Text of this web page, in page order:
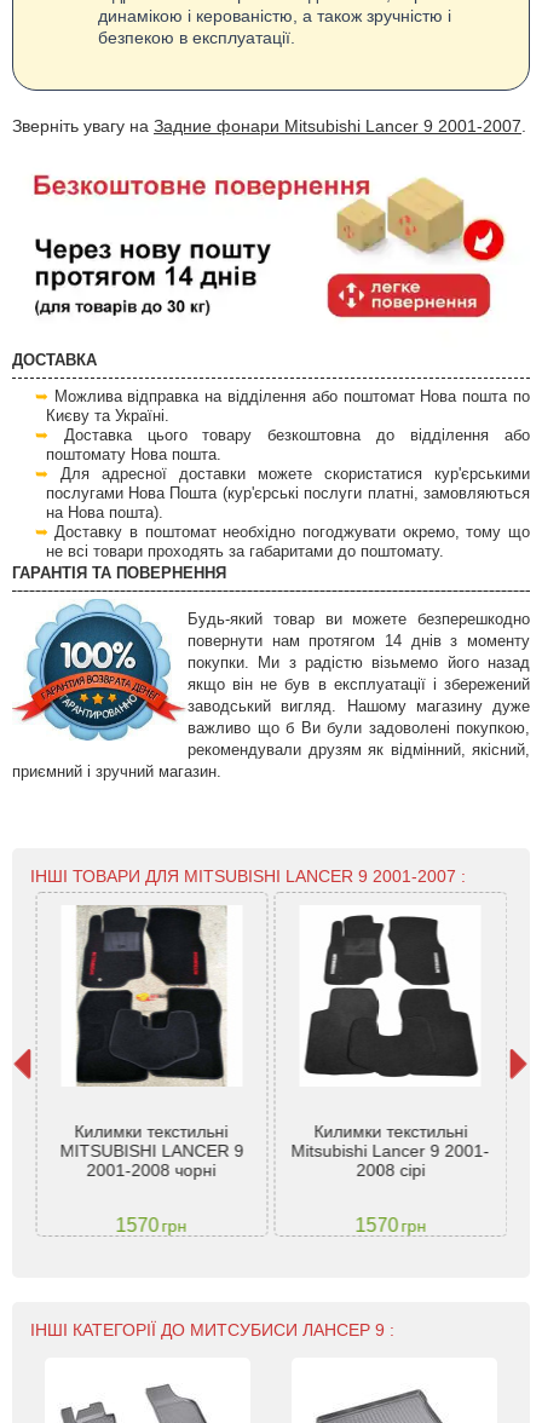
динамікою і керованістю, а також зручністю і
безпекою в експлуатації.
Зверніть увагу на Задние фонари Mitsubishi Lancer 9 2001-2007
ДОСТАВКА
Можлива відправка на відділення або поштомат Нова пошта по
Києву та Україні.
Доставка цього товару безкоштовна до відділення або
поштомату Нова пошта.
Для адресної доставки можете скористатися кур'єрськими
послугами Нова Пошта (кур'єрські послуги платні, замовляються
на Нова пошта).
Доставку в поштомат необхідно погоджувати окремо, тому що
не всі товари проходять за габаритами до поштомату.
ГАРАНТІЯ ТА ПОВЕРНЕННЯ
Будь-який товар ви можете безперешкодно
повернути нам протягом 14 днів з моменту
покупки. Ми з радістю візьмемо його назад
якщо він не був в експлуатації і збережений
заводський вигляд. Нашому магазину дуже
важливо що б Ви були задоволені покупкою,
рекомендували друзям як відмінний, якісний,
приємний і зручний магазин.
ІНШІ ТОВАРИ ДЛЯ MITSUBISHI LANCER 9 2001-2007 :
Килимки текстильні
MITSUBISHI LANCER 9
2001-2008 чорні
1570грн
Килимки текстильні
Mitsubishi Lancer 9 2001-
2008 сірі
1570грн
ІНШІ КАТЕГОРІЇ ДО МИТСУБИСИ ЛАНСЕР 9 :